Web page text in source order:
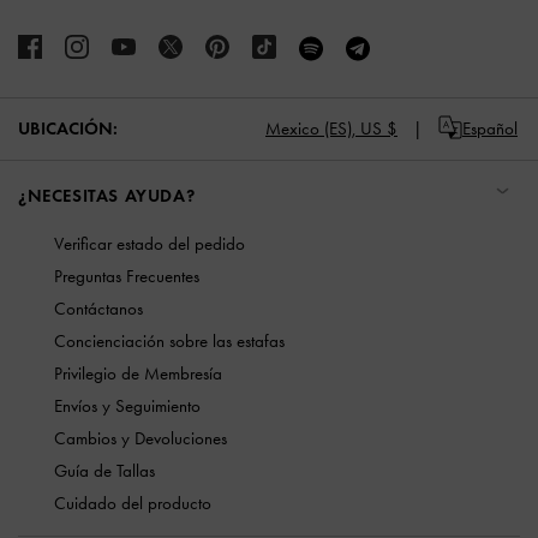
UBICACIÓN: Mexico (ES), US $ Español
¿NECESITAS AYUDA?
Verificar estado del pedido
Preguntas Frecuentes
Contáctanos
Concienciación sobre las estafas
Privilegio de Membresía
Envíos y Seguimiento
Cambios y Devoluciones
Guía de Tallas
Cuidado del producto